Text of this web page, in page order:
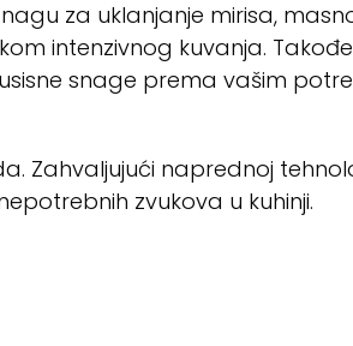
za uklanjanje mirisa,
intenzivnog kuvanja.
snage prema vašim
Zahvaljujući naprednoj
zvukova u kuhinji.